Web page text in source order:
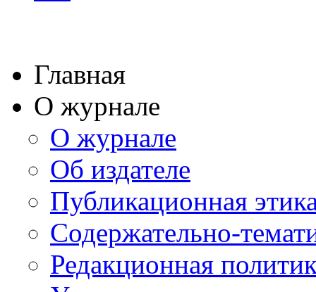
Главная
О журнале
О журнале
Об издателе
Публикационная
Содержательно-
Редакционная